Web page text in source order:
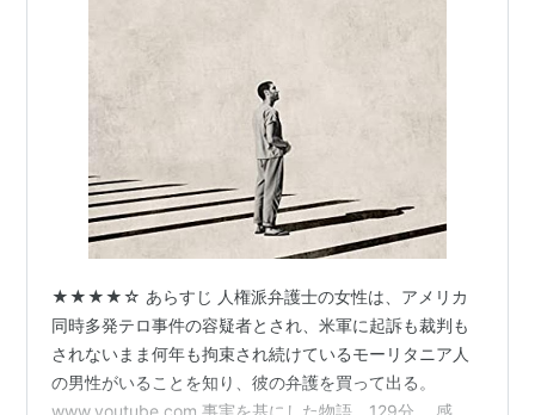
★★★★☆ あらすじ 人権派弁護士の女性は、アメリカ
同時多発テロ事件の容疑者とされ、米軍に起訴も裁判も
されないまま何年も拘束され続けているモーリタニア人
の男性がいることを知り、彼の弁護を買って出る。
www.youtube.com 事実を基にした物語。129分。 感想